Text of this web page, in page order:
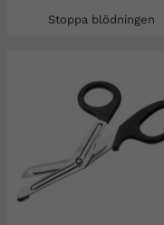
Stoppa blödningen